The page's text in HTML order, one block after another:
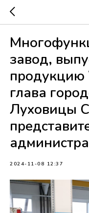
завод,
продукцию
глава
Луховицы
2024-11-08 12:37